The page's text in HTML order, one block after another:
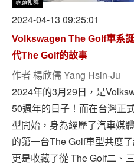
專題報導
2024-04-13 09:25:01
Volkswagen The Golf車系
代The Golf的故事
作者 楊欣儒 Yang Hsin-Ju
2024年的3月29日，是
50週年的日子！而在台灣正
型開始，身為經歷了汽車媒
的第一台The Golf車型共度
更是收藏了從 The Golf二、